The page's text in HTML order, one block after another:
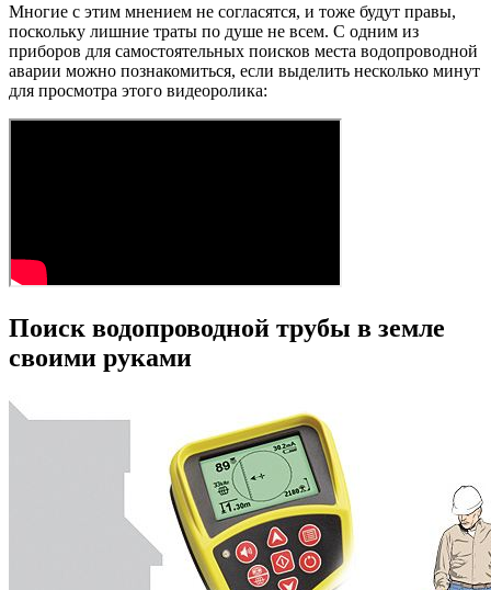
Многие с этим мнением не согласятся, и тоже будут правы,
поскольку лишние траты по душе не всем. С одним из
приборов для самостоятельных поисков места водопроводной
аварии можно познакомиться, если выделить несколько минут
для просмотра этого видеоролика:
Поиск водопроводной трубы в земле
своими руками